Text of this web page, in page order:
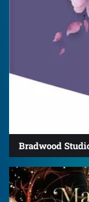
Bradwood